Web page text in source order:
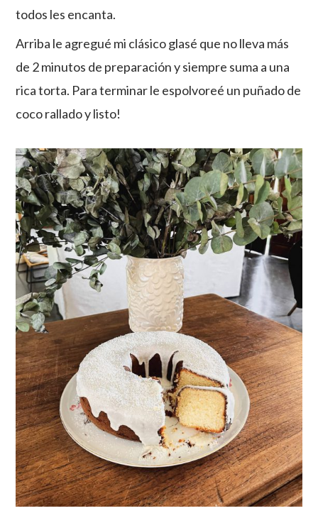
todos les encanta.
Arriba le agregué mi clásico glasé que no lleva más
de 2 minutos de preparación y siempre suma a una
rica torta. Para terminar le espolvoreé un puñado de
coco rallado y listo!